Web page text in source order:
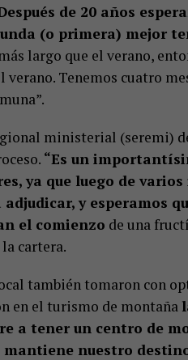
de 20 años
(o primera) mejor
largo que el verano,
verano. Tenemos cuatro
ministerial (seremi)
“Es un
ya que luego de
y esperamos
el comienzo de una
cartera.
también tomaron con
en el turismo de montaña
a tener un centro de
nuestro